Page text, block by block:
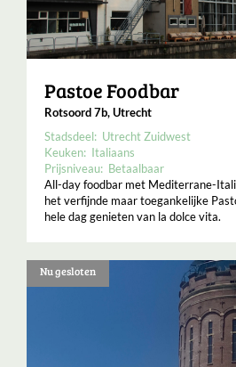
Pastoe Foodbar
Rotsoord 7b, Utrecht
Stadsdeel: Utrecht Zuidwest
Keuken: Italiaans
Prijsniveau: Betaalbaar
All-day foodbar met Mediterrane-
het verfijnde maar toegankelijke
hele dag genieten van la dolce vita.
Nu gesloten